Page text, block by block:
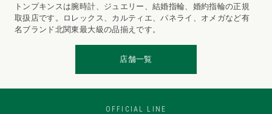
トンプキンスは腕時計、ジュエリー、結婚指輪、婚約指輪の正規
取扱店です。ロレックス、カルティエ、パネライ、オメガなど有
名ブランド北関東最大級の品揃えです。
店舗一覧
OFFICIAL LINE